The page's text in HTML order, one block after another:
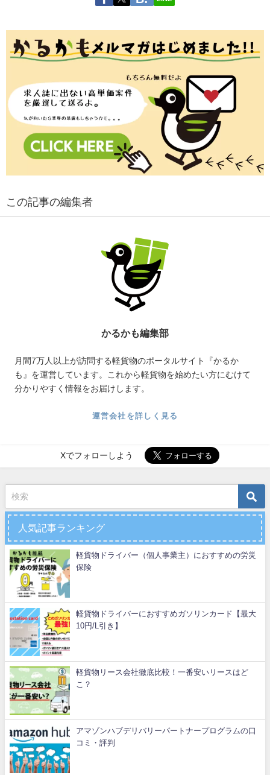
この記事の編集者
かるかも編集部
月間7万人以上が訪問する軽貨物のポータルサイト『かるか
も』を運営しています。これから軽貨物を始めたい方にむけて
分かりやすく情報をお届けします。
運営会社を詳しく見る
Xでフォローしよう
人気記事ランキング
軽貨物ドライバー（個人事業主）におすすめの労災
保険
軽貨物ドライバーにおすすめガソリンカード【最大
10円/L引き】
軽貨物リース会社徹底比較！一番安いリースはど
こ？
アマゾンハブデリバリーパートナープログラムの口
コミ・評判